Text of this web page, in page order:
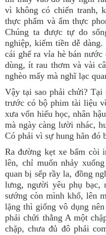
vì không có chiến tranh,
thực phẩm và ẩm thực
Chúng ta được tự do
nghiệp, kiếm tiền dễ
cái ghế ra vỉa hè bán
dùng, ít rau thơm và vài
nghèo mấy mà nghĩ lạc
Vậy tại sao phải chửi?
trước có bộ phim tài liệu
xưa vốn hiếu học, nhân
mà ngày càng lười nhác,
Có phải vì sự hung hãn đó
Ra đường kẹt xe bấm còi
lên, chỉ muốn nhảy
quan bị sếp rầy la, đồng
lưng, người yêu phụ bạc,
sướng còn mình khổ, lên
lặng thì giống vô dụng
phải chửi thằng A một
chặp, chưa đủ đô phải